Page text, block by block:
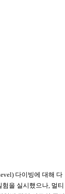
다이빙에 대해 다
험을 실시했으나, 멀티